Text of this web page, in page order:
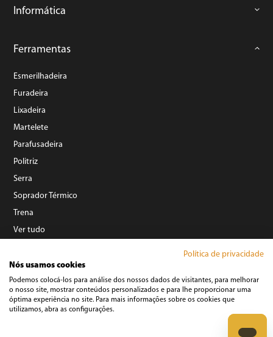
Informática
Ferramentas
Esmerilhadeira
Furadeira
Lixadeira
Martelete
Parafusadeira
Politriz
Serra
Soprador Térmico
Trena
Ver tudo
Refrigeração
Rua Dona Francisca, N° 12.340 - Pirabeiraba - CEP: 89239-270 Joinville – SC - CNPJ:
Política de privacidade
Nós usamos cookies
Podemos colocá-los para análise dos nossos dados de visitantes, para melhorar
o nosso site, mostrar conteúdos personalizados e para lhe proporcionar uma
óptima experiência no site. Para mais informações sobre os cookies que
utilizamos, abra as configurações.